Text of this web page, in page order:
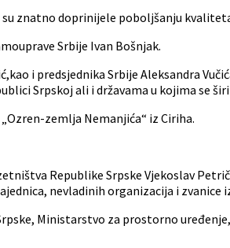
znatno doprinijele poboljšanju
Srbije Ivan Bošnjak.
i predsjednika Srbije Aleksandra
Srpskoj ali i državama u kojima se
zemlja Nemanjića“ iz Ciriha.
Republike Srpske Vjekoslav
nevladinih organizacija i zvanice
Ministarstvo za prostorno